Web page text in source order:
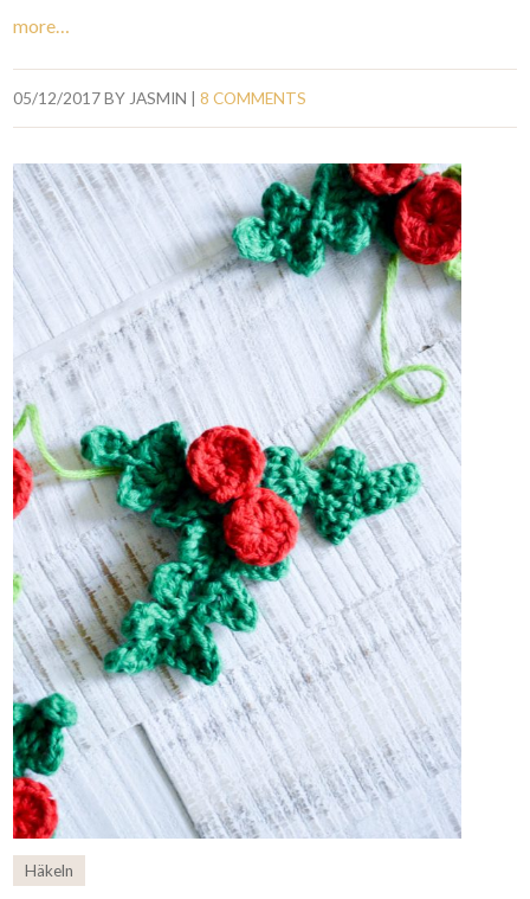
more…
05/12/2017BY JASMIN |8 COMMENTS
Häkeln